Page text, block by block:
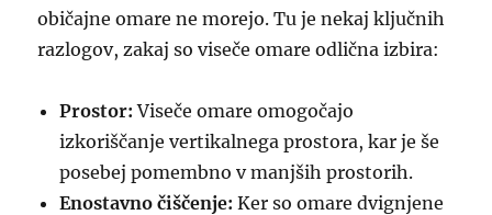
običajne omare ne morejo. Tu je nekaj ključnih
razlogov, zakaj so viseče omare odlična izbira:
Prostor: Viseče omare omogočajo
izkoriščanje vertikalnega prostora, kar je še
posebej pomembno v manjših prostorih.
Enostavno čiščenje: Ker so omare dvignjene